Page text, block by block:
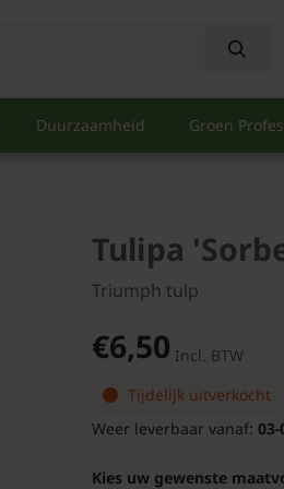
Duurzaamheid Groen
Tulipa
Triumph tulp
€6,50 Incl. BTW
Tijdelijk uitverkocht
Weer leverbaar vanaf: 03-
Kies uw gewenste